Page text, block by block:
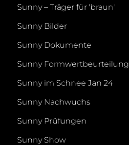
Sunny – Träger für 'braun'
Sunny Bilder
Sunny Dokumente
Sunny Formwertbeurteilung
Sunny im Schnee Jan 24
Sunny Nachwuchs
Sunny Prüfungen
Sunny Show